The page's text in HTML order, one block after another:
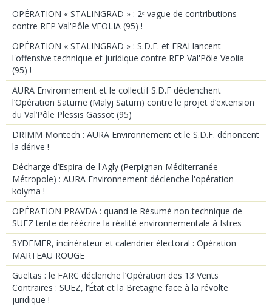
OPÉRATION « STALINGRAD » : 2ᵉ vague de contributions
contre REP Val'Pôle VEOLIA (95) !
OPÉRATION « STALINGRAD » : S.D.F. et FRAI lancent
l'offensive technique et juridique contre REP Val'Pôle Veolia
(95) !
AURA Environnement et le collectif S.D.F déclenchent
l’Opération Saturne (Malyj Saturn) contre le projet d’extension
du Val’Pôle Plessis Gassot (95)
DRIMM Montech : AURA Environnement et le S.D.F. dénoncent
la dérive !
Décharge d’Espira-de-l'Agly (Perpignan Méditerranée
Métropole) : AURA Environnement déclenche l'opération
kolyma !
OPÉRATION PRAVDA : quand le Résumé non technique de
SUEZ tente de réécrire la réalité environnementale à Istres
SYDEMER, incinérateur et calendrier électoral : Opération
MARTEAU ROUGE
Gueltas : le FARC déclenche l’Opération des 13 Vents
Contraires : SUEZ, l’État et la Bretagne face à la révolte
juridique !